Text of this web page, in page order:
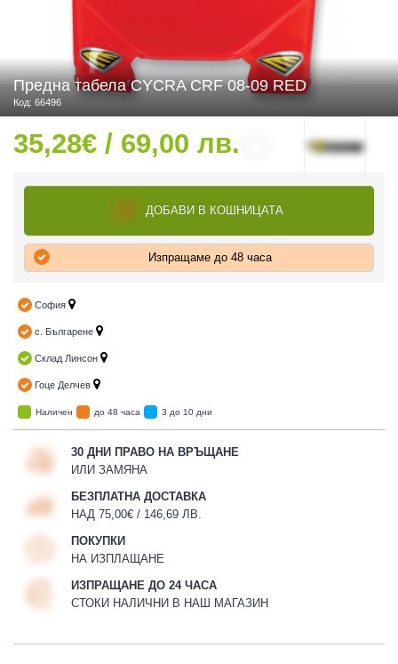
Предна табела CYCRA CRF 08-09 RED
Код: 66496
35,28€ / 69,00 лв.
ДОБАВИ В КОШНИЦАТА
Изпращаме до 48 часа
София
с. Българене
Склад Линсон
Гоце Делчев
Наличен до 48 часа 3 до 10 дни
30 ДНИ ПРАВО НА ВРЪЩАНЕ
ИЛИ ЗАМЯНА
БЕЗПЛАТНА ДОСТАВКА
НАД 75,00€ / 146,69 ЛВ.
ПОКУПКИ
НА ИЗПЛАЩАНЕ
ИЗПРАЩАНЕ ДО 24 ЧАСА
СТОКИ НАЛИЧНИ В НАШ МАГАЗИН